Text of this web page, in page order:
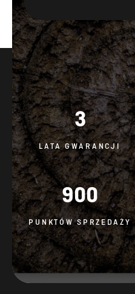
3
LATA GWARANCJI
900
PUNKTÓW SPRZEDAŻY